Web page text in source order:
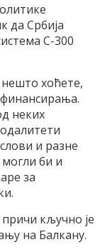
да Србија
С-300
хоћете,
неких
и разне
могли би и
за
кључно је
на Балкану.